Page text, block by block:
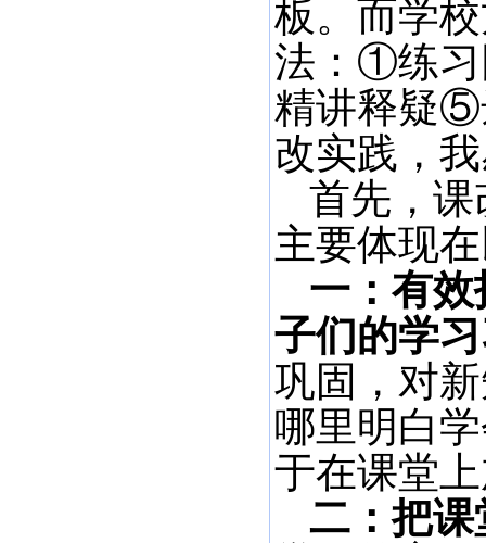
板。而学
法：①练
精讲释疑⑤
改实践，
首先，
主要体现
一：有
子们的学
巩固，对
哪里明白
于在课堂
二：把